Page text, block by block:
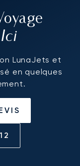
LunaJets et
en quelques